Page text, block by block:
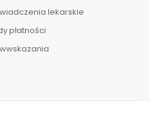
lekarskie
płatności